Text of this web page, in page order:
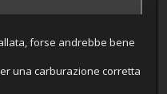
forse andrebbe bene
una carburazione corretta